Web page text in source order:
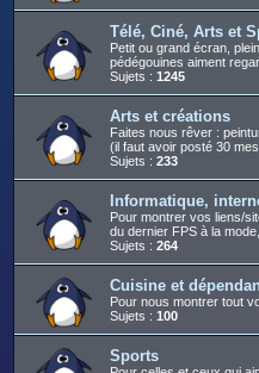
Télé, Ciné, Arts et
Petit ou grand écran,
pédégouines aiment
Sujets : 1245
Arts et créations
Faites nous rêver :
(il faut avoir posté 30
Sujets : 233
Informatique,
Pour montrer vos liens/
du dernier FPS à la
Sujets : 264
Cuisine et
Pour nous montrer tout
Sujets : 100
Sports